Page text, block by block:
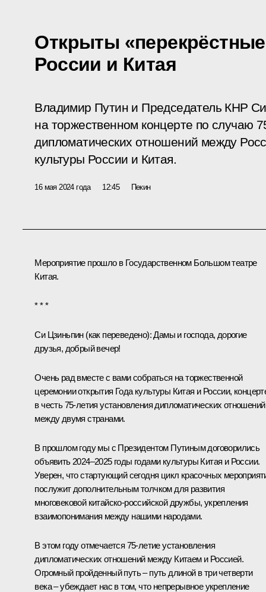
Открыты
России и Китая
Владимир Путин и Председатель КНР
на торжественном концерте по случаю
дипломатических отношений между
культуры России и Китая.
16 мая 2024 года 12:45 Пекин
Мероприятие прошло в Государственном Большом театре
Китая.
* * *
Си Цзиньпин (как переведено):Дамы и господа, дорогие
друзья, добрый вечер!
Очень рад вместе с вами собраться на торжественной
церемонии открытия Года культуры Китая и России,
в честь 75-летия установления дипломатических отношений
между двумя странами.
В прошлом году мы с Президентом Путиным договорились
объявить 2024–2025 годы годами культуры Китая и России.
Уверен, что стартующий сегодня цикл красочных
послужит дополнительным толчком для развития
многовековой китайско-российской дружбы, укрепления
взаимопонимания между нашими народами.
В этом году отмечается 75-летие установления
дипломатических отношений между Китаем и Россией.
Огромный пройденный путь – путь длиной в три четверти
века – убеждает нас в том, что непрерывное укрепление